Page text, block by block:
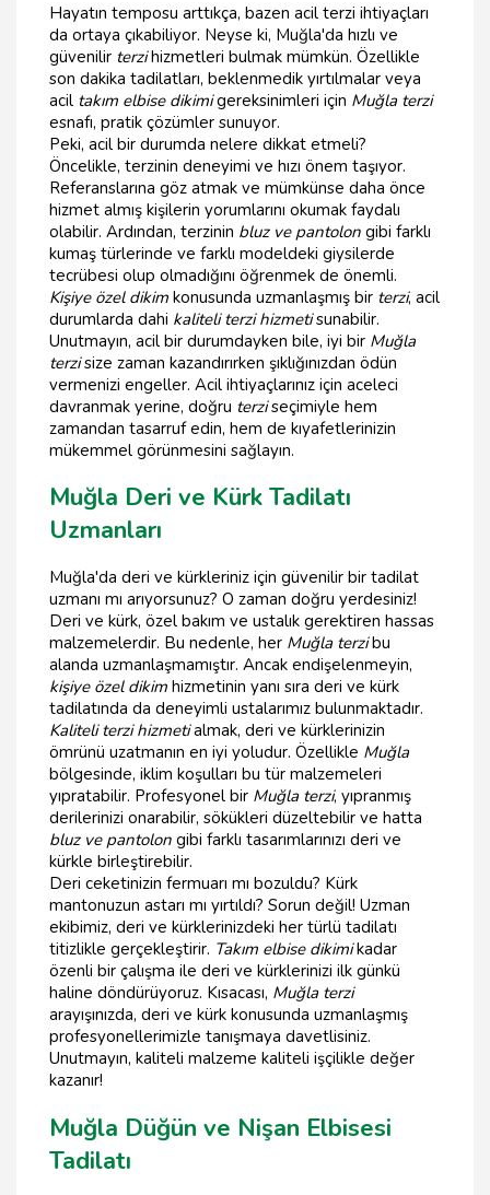
Hayatın temposu arttıkça, bazen acil terzi ihtiyaçları
da ortaya çıkabiliyor. Neyse ki, Muğla'da hızlı ve
güvenilir terzihizmetleri bulmak mümkün. Özellikle
son dakika tadilatları, beklenmedik yırtılmalar veya
acil takım elbise dikimigereksinimleri için Muğla terzi
esnafı, pratik çözümler sunuyor.
Peki, acil bir durumda nelere dikkat etmeli?
Öncelikle, terzinin deneyimi ve hızı önem taşıyor.
Referanslarına göz atmak ve mümkünse daha önce
hizmet almış kişilerin yorumlarını okumak faydalı
olabilir. Ardından, terzinin bluz ve pantolon gibi farklı
kumaş türlerinde ve farklı modeldeki giysilerde
tecrübesi olup olmadığını öğrenmek de önemli.
Kişiye özel dikim konusunda uzmanlaşmış bir terzi, acil
durumlarda dahi kaliteli terzi hizmetisunabilir.
Unutmayın, acil bir durumdayken bile, iyi bir Muğla
terzisize zaman kazandırırken şıklığınızdan ödün
vermenizi engeller. Acil ihtiyaçlarınız için aceleci
davranmak yerine, doğru terziseçimiyle hem
zamandan tasarruf edin, hem de kıyafetlerinizin
mükemmel görünmesini sağlayın.
Muğla Deri ve Kürk Tadilatı
Uzmanları
Muğla'da deri ve kürkleriniz için güvenilir bir tadilat
uzmanı mı arıyorsunuz? O zaman doğru yerdesiniz!
Deri ve kürk, özel bakım ve ustalık gerektiren hassas
malzemelerdir. Bu nedenle, her Muğla terzibu
alanda uzmanlaşmamıştır. Ancak endişelenmeyin,
kişiye özel dikim hizmetinin yanı sıra deri ve kürk
tadilatında da deneyimli ustalarımız bulunmaktadır.
Kaliteli terzi hizmetialmak, deri ve kürklerinizin
ömrünü uzatmanın en iyi yoludur. Özellikle Muğla
bölgesinde, iklim koşulları bu tür malzemeleri
yıpratabilir. Profesyonel bir Muğla terzi, yıpranmış
derilerinizi onarabilir, sökükleri düzeltebilir ve hatta
bluz ve pantolon gibi farklı tasarımlarınızı deri ve
kürkle birleştirebilir.
Deri ceketinizin fermuarı mı bozuldu? Kürk
mantonuzun astarı mı yırtıldı? Sorun değil! Uzman
ekibimiz, deri ve kürklerinizdeki her türlü tadilatı
titizlikle gerçekleştirir. Takım elbise dikimikadar
özenli bir çalışma ile deri ve kürklerinizi ilk günkü
haline döndürüyoruz. Kısacası, Muğla terzi
arayışınızda, deri ve kürk konusunda uzmanlaşmış
profesyonellerimizle tanışmaya davetlisiniz.
Unutmayın, kaliteli malzeme kaliteli işçilikle değer
kazanır!
Muğla Düğün ve Nişan Elbisesi
Tadilatı